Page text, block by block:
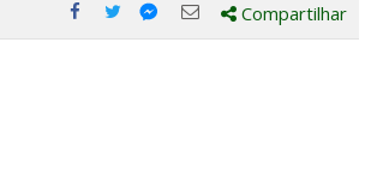
Compartilhe
Compartilhe
Compartilhe
Compartilhe
Compartilhar